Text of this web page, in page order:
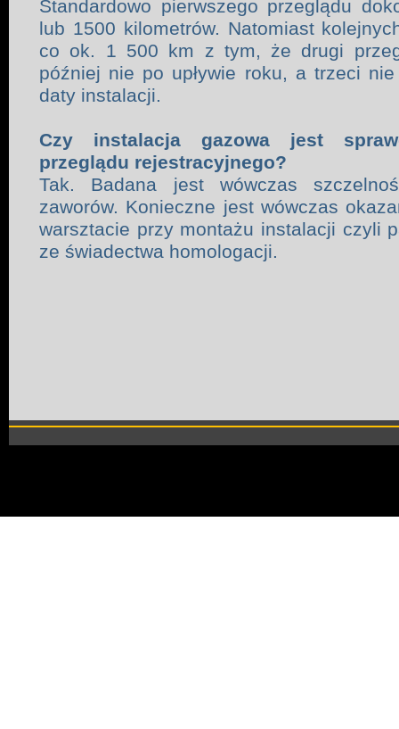
Standardowo pierwszego przeglądu
lub 1500 kilometrów. Natomiast
co ok. 1 500 km z tym, że drugi
później nie po upływie roku, a trzeci
daty instalacji.
Czy instalacja gazowa jest
przeglądu rejestracyjnego?
Tak. Badana jest wówczas
zaworów. Konieczne jest wówczas
warsztacie przy montażu instalacji czyli
ze świadectwa homologacji.